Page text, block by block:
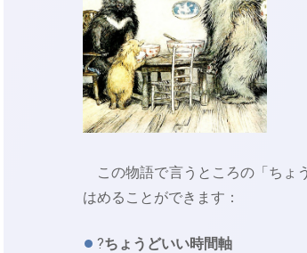
この物語で言うところの「ちょ
はめることができます：
?ちょうどいい時間軸